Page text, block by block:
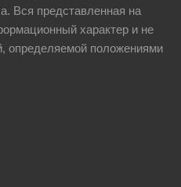
Вся представленная на
характер и не
определяемой положениями